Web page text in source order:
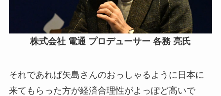
株式会社 電通 プロデューサー 各務 亮氏
それであれば矢島さんのおっしゃるように日本に
来てもらった方が経済合理性がよっぽど高いで